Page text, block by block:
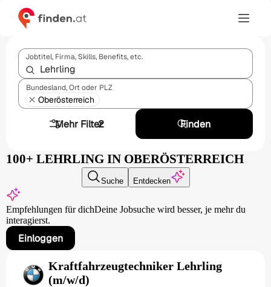
Jobtitel, Firma, Skills, Benefits, etc.
Bundesland, Ort oder PLZ
Oberösterreich
Mehr Filter
2 Finden
100+ LEHRLING IN OBERÖSTERREICH
Suche Entdecken
Empfehlungen für dichDeine Jobsuche wird besser, je mehr du
interagierst.
Einloggen
Kraftfahrzeugtechniker Lehrling
(m/w/d)